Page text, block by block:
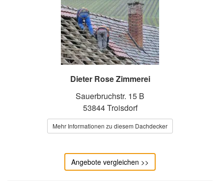
Dieter Rose Zimmerei
Sauerbruchstr. 15 B
53844 Troisdorf
Mehr Informationen zu diesem Dachdecker
Angebote vergleichen >>